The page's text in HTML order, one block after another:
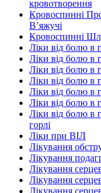
кровотворення
Кровоспинні
В’яжучі
Кровоспинні
Ліки від болю в
Ліки від болю в
Ліки від болю в
Ліки від болю в
Ліки від болю в
Ліки від болю в
Ліки від болю в
горлі
Ліки при ВІЛ
Лікування
Лікування
Лікування
Лікування
Лікування